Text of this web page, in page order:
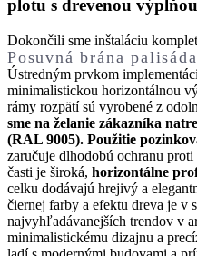
plotu s drevenou
Dokončili sme inštaláciu
Posuvná brána palisáda
Ústredným prvkom
minimalistickou horizontálnou
rámy rozpätí sú vyrobené z
sme na želanie zákazníka
(RAL 9005). Použitie
zaručuje dlhodobú ochranu
časti je široká, horizontálne
celku dodávajú hrejivý a
čiernej farby a efektu dreva je v
najvyhľadávanejších trendov v
minimalistickému dizajnu a